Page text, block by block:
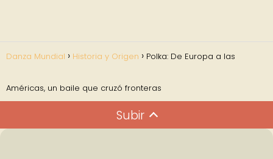
Danza Mundial Historia y Origen Polka: De Europa a las
Américas, un baile que cruzó fronteras
Subir